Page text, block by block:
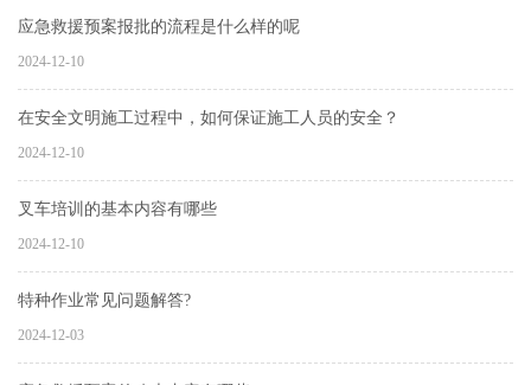
应急救援预案报批的流程是什么样的呢
2024-12-10
在安全文明施工过程中，如何保证施工人员的安全？
2024-12-10
叉车培训的基本内容有哪些
2024-12-10
特种作业常见问题解答?
2024-12-03